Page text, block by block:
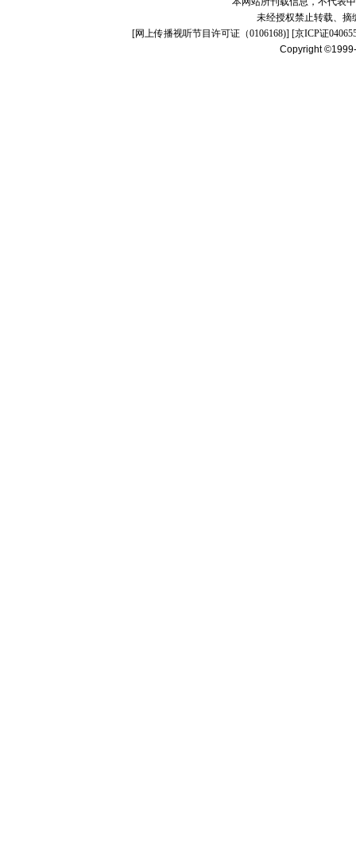
未经授权禁止转载、摘
[网上传播视听节目许可证（0106168)] [京ICP证
Copyright